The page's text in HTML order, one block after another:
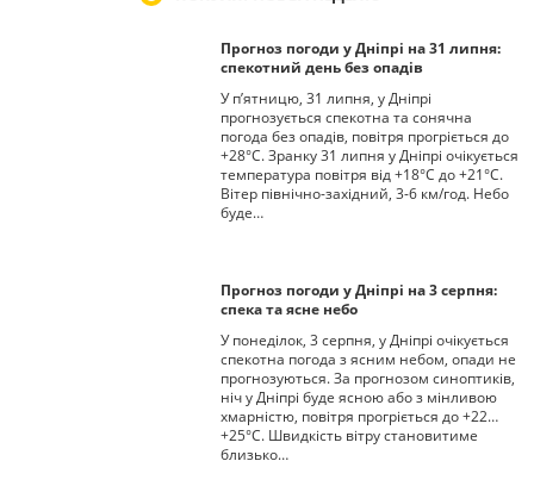
Прогноз погоди у Дніпрі на 31 липня:
спекотний день без опадів
У п’ятницю, 31 липня, у Дніпрі
прогнозується спекотна та сонячна
погода без опадів, повітря прогріється до
+28°С. Зранку 31 липня у Дніпрі очікується
температура повітря від +18°С до +21°С.
Вітер північно-західний, 3-6 км/год. Небо
буде…
Прогноз погоди у Дніпрі на 3 серпня:
спека та ясне небо
У понеділок, 3 серпня, у Дніпрі очікується
спекотна погода з ясним небом, опади не
прогнозуються. За прогнозом синоптиків,
ніч у Дніпрі буде ясною або з мінливою
хмарністю, повітря прогріється до +22…
+25°С. Швидкість вітру становитиме
близько…